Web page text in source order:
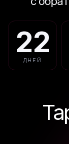
1
2
3
1
2
3
4
5
ДНЕЙ